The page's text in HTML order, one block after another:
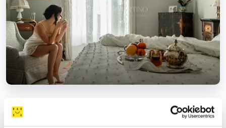
SERVIZI PRINCIPALI